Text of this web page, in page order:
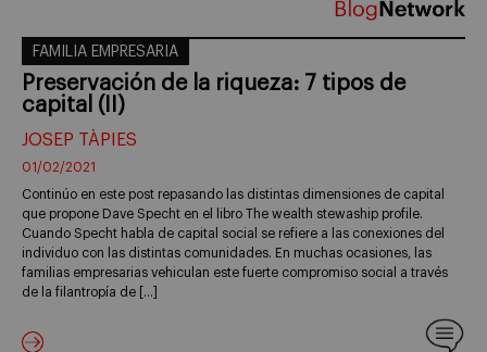
FAMILIA EMPRESARIA
Preservación de la riqueza: 7 tipos de
capital (II)
JOSEP TÀPIES
01/02/2021
Continúo en este post repasando las distintas dimensiones de capital
que propone Dave Specht en el libro The wealth stewaship profile.
Cuando Specht habla de capital social se refiere a las conexiones del
individuo con las distintas comunidades. En muchas ocasiones, las
familias empresarias vehiculan este fuerte compromiso social a través
de la filantropía de […]